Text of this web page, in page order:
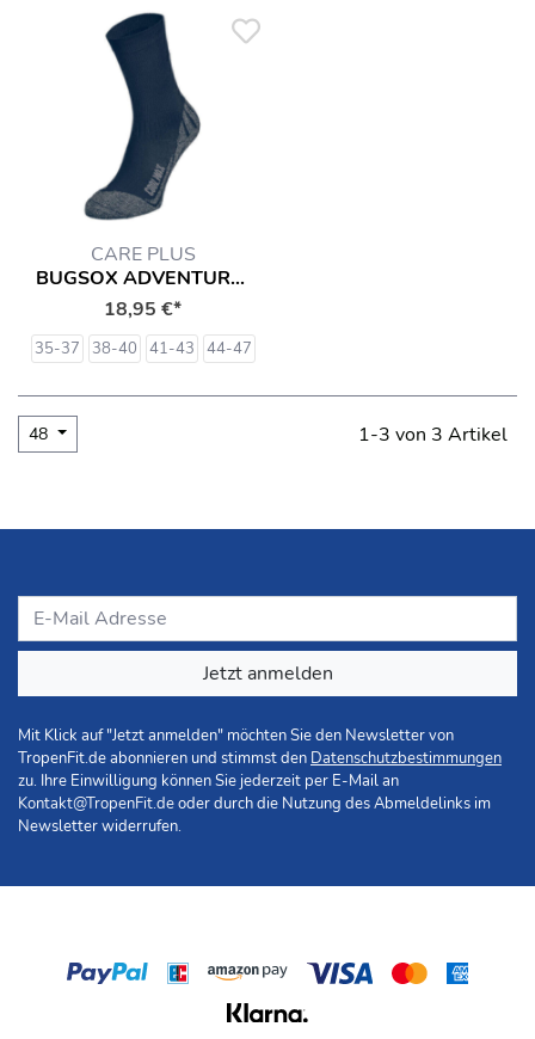
CARE PLUS
BUGSOX ADVENTURE (IMPRÄGNIERT) SOCKEN
18,95 €*
35-37 38-40 41-43 44-47
48 1-3 von 3 Artikel
Jetzt anmelden
Mit Klick auf "Jetzt anmelden" möchten Sie den Newsletter von
TropenFit.de abonnieren und stimmst den Datenschutzbestimmungen
zu. Ihre Einwilligung können Sie jederzeit per E-Mail an
Kontakt@TropenFit.deoder durch die Nutzung des Abmeldelinks im
Newsletter widerrufen.